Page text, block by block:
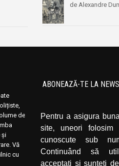
Pentru a asigura
site, uneori
cunoscute sub
Continuând să
acceptați și sunteți
de Alexandre
de
și
Vă
cu
ABONEAZĂ-TE LA
pe butonul de abonare.